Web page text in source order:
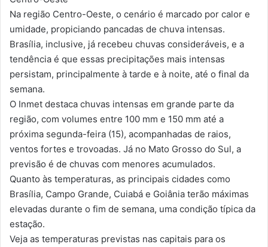
Na região Centro-Oeste, o cenário é marcado por calor e
umidade, propiciando pancadas de chuva intensas.
Brasília, inclusive, já recebeu chuvas consideráveis, e a
tendência é que essas precipitações mais intensas
persistam, principalmente à tarde e à noite, até o final da
semana.
O Inmet destaca chuvas intensas em grande parte da
região, com volumes entre 100 mm e 150 mm até a
próxima segunda-feira (15), acompanhadas de raios,
ventos fortes e trovoadas. Já no Mato Grosso do Sul, a
previsão é de chuvas com menores acumulados.
Quanto às temperaturas, as principais cidades como
Brasília, Campo Grande, Cuiabá e Goiânia terão máximas
elevadas durante o fim de semana, uma condição típica da
estação.
Veja as temperaturas previstas nas capitais para os